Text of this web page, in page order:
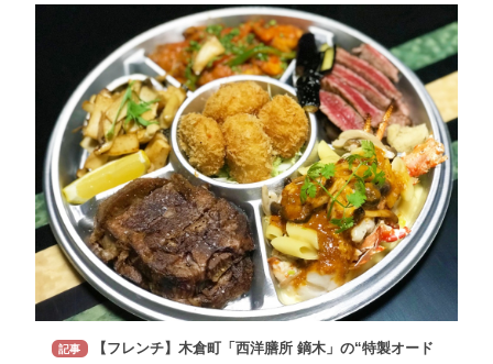
記事
【フレンチ】木倉町「西洋膳所 鏑木」の“特製オード